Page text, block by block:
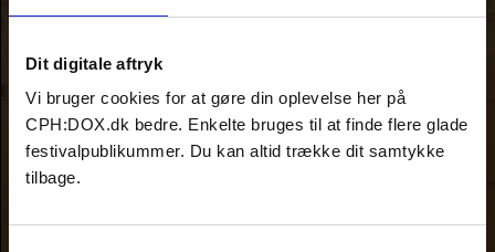
Dit digitale aftryk
Vi bruger cookies for at gøre din oplevelse her på
CPH:DOX.dk bedre. Enkelte bruges til at finde flere glade
festivalpublikummer. Du kan altid trække dit samtykke
tilbage.